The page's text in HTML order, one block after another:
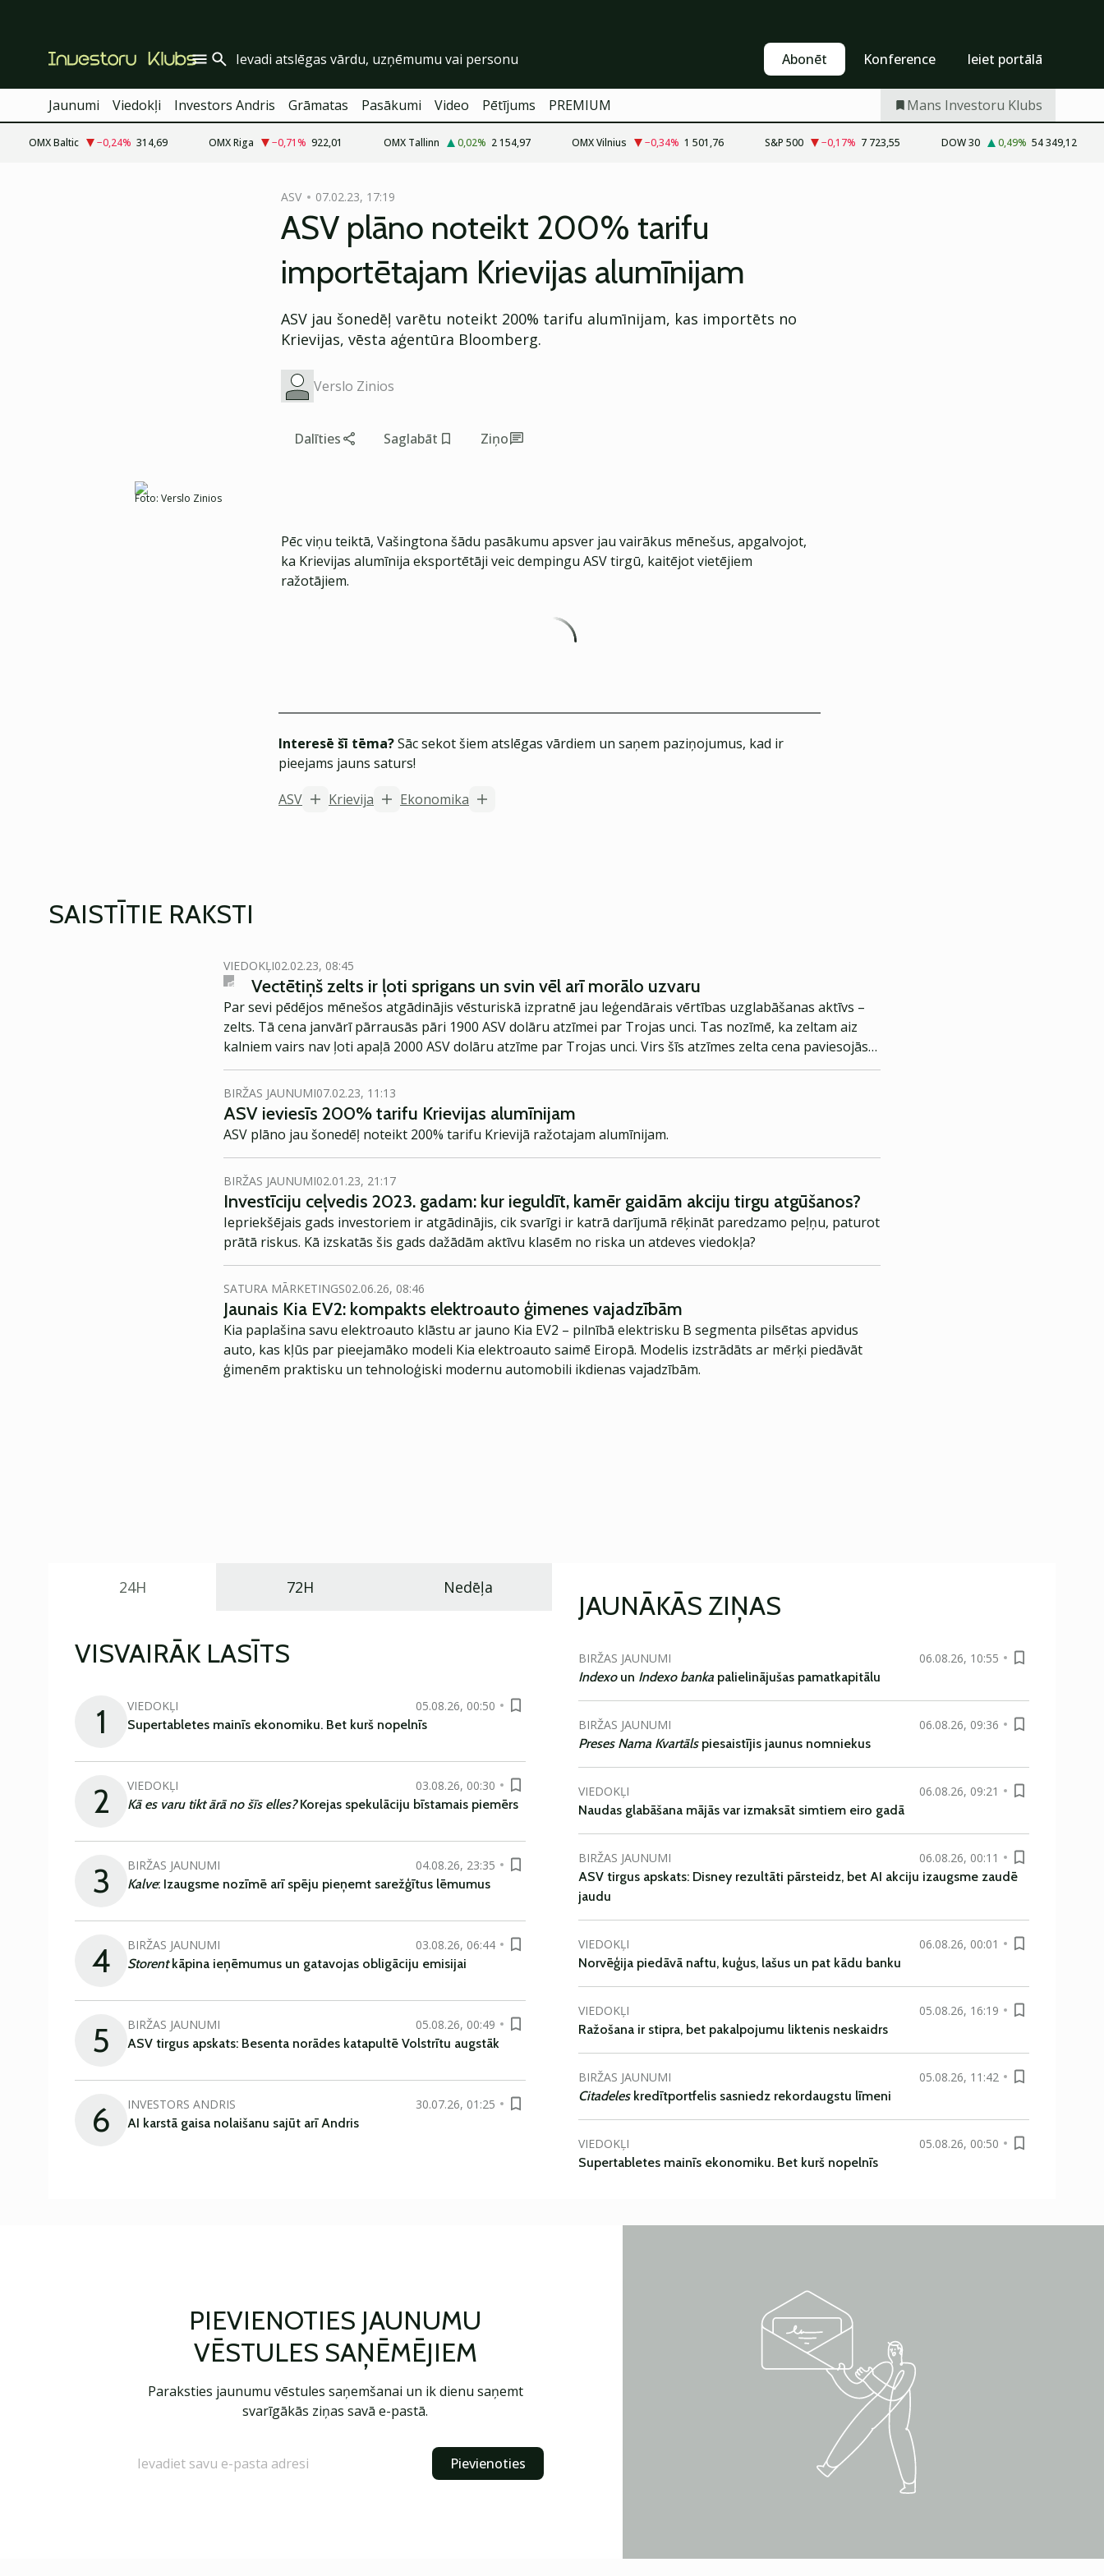
Abonēt Konference Ieiet portālā
Jaunumi Viedokļi Investors Andris Grāmatas Pasākumi Video Pētījums PREMIUM Mans Investoru Klubs
OMX Baltic −0,24% 314,69 OMX Riga −0,71% 922,01 OMX Tallinn 0,02% 2 154,97 OMX Vilnius −0,34% 1 501,76 S&P 500 −0,17% 7 723,55 DOW 30 0,49% 54 349,12
ASV 07.02.23, 17:19
ASV plāno noteikt 200% tarifu
importētajam Krievijas alumīnijam
ASV jau šonedēļ varētu noteikt 200% tarifu alumīnijam, kas importēts no
Krievijas, vēsta aģentūra Bloomberg.
Verslo Zinios
Dalīties Saglabāt Ziņo
Foto: Verslo Zinios
Pēc viņu teiktā, Vašingtona šādu pasākumu apsver jau vairākus mēnešus, apgalvojot,
ka Krievijas alumīnija eksportētāji veic dempingu ASV tirgū, kaitējot vietējiem
ražotājiem.
Interesē šī tēma?Sāc sekot šiem atslēgas vārdiem un saņem paziņojumus, kad ir
pieejams jauns saturs!
ASV
Krievija Ekonomika
SAISTĪTIE RAKSTI
VIEDOKĻI02.02.23, 08:45
Vectētiņš zelts ir ļoti sprigans un svin vēl arī morālo uzvaru
Par sevi pēdējos mēnešos atgādinājis vēsturiskā izpratnē jau leģendārais vērtības uzglabāšanas aktīvs –
zelts. Tā cena janvārī pārrausās pāri 1900 ASV dolāru atzīmei par Trojas unci. Tas nozīmē, ka zeltam aiz
kalniem vairs nav ļoti apaļā 2000 ASV dolāru atzīme par Trojas unci. Virs šīs atzīmes zelta cena paviesojās
jau Covid-19 pandēmijas apstākļos. Tiesa gan, zeltam virs tās noturēties tā arī neizdevās. Tagad daudz kas
liecina par to, ka šajā ziņā būs jauns šāds mēģinājums šo atzīmi iekarot.
BIRŽAS JAUNUMI07.02.23, 11:13
ASV ieviesīs 200% tarifu Krievijas alumīnijam
ASV plāno jau šonedēļ noteikt 200% tarifu Krievijā ražotajam alumīnijam.
BIRŽAS JAUNUMI02.01.23, 21:17
Investīciju ceļvedis 2023. gadam: kur ieguldīt, kamēr gaidām akciju tirgu atgūšanos?
Iepriekšējais gads investoriem ir atgādinājis, cik svarīgi ir katrā darījumā rēķināt paredzamo peļņu, paturot
prātā riskus. Kā izskatās šis gads dažādām aktīvu klasēm no riska un atdeves viedokļa?
SATURA MĀRKETINGS02.06.26, 08:46
Jaunais Kia EV2: kompakts elektroauto ģimenes vajadzībām
Kia paplašina savu elektroauto klāstu ar jauno Kia EV2 – pilnībā elektrisku B segmenta pilsētas apvidus
auto, kas kļūs par pieejamāko modeli Kia elektroauto saimē Eiropā. Modelis izstrādāts ar mērķi piedāvāt
ģimenēm praktisku un tehnoloģiski modernu automobili ikdienas vajadzībām.
24H 72H Nedēļa
VISVAIRĀK LASĪTS
1 VIEDOKĻI
05.08.26, 00:50
Supertabletes mainīs ekonomiku. Bet kurš nopelnīs
2 VIEDOKĻI
03.08.26, 00:30
Kā es varu tikt ārā no šīs elles?Korejas spekulāciju bīstamais piemērs
3 BIRŽAS JAUNUMI
04.08.26, 23:35
Kalve: Izaugsme nozīmē arī spēju pieņemt sarežģītus lēmumus
4 BIRŽAS JAUNUMI
03.08.26, 06:44
Storentkāpina ieņēmumus un gatavojas obligāciju emisijai
5 BIRŽAS JAUNUMI
05.08.26, 00:49
ASV tirgus apskats: Besenta norādes katapultē Volstrītu augstāk
6 INVESTORS ANDRIS
30.07.26, 01:25
AI karstā gaisa nolaišanu sajūt arī Andris
JAUNĀKĀS ZIŅAS
BIRŽAS JAUNUMI
06.08.26, 10:55
Indexoun Indexo banka palielinājušas pamatkapitālu
BIRŽAS JAUNUMI
06.08.26, 09:36
Preses Nama Kvartāls piesaistījis jaunus nomniekus
VIEDOKĻI
06.08.26, 09:21
Naudas glabāšana mājās var izmaksāt simtiem eiro gadā
BIRŽAS JAUNUMI
06.08.26, 00:11
ASV tirgus apskats: Disney rezultāti pārsteidz, bet AI akciju izaugsme zaudē
jaudu
VIEDOKĻI
06.08.26, 00:01
Norvēģija piedāvā naftu, kuģus, lašus un pat kādu banku
VIEDOKĻI
05.08.26, 16:19
Ražošana ir stipra, bet pakalpojumu liktenis neskaidrs
BIRŽAS JAUNUMI
05.08.26, 11:42
Citadeleskredītportfelis sasniedz rekordaugstu līmeni
VIEDOKĻI
05.08.26, 00:50
Supertabletes mainīs ekonomiku. Bet kurš nopelnīs
PIEVIENOTIES JAUNUMU
VĒSTULES SAŅĒMĒJIEM
Paraksties jaunumu vēstules saņemšanai un ik dienu saņemt
svarīgākās ziņas savā e-pastā.
Pievienoties